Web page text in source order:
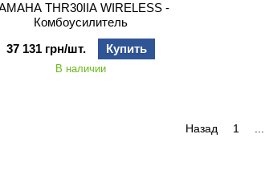
THR30IIA WIRELESS -
Комбоусилитель
37 131 грн/шт.
Купить
В наличии
Назад 1 ...